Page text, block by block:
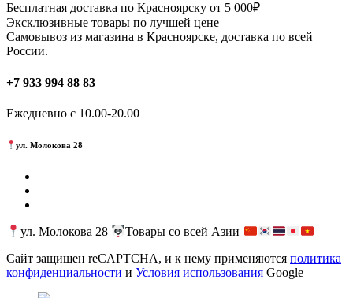
Бесплатная доставка по Красноярску от 5 000₽
Эксклюзивные товары по лучшей цене
Самовывоз из магазина в Красноярске, доставка по всей
России.
+7 933 994 88 83
Ежедневно с 10.00-20.00
ул. Молокова 28
ул. Молокова 28
Товары со всей Азии
Сайт защищен reCAPTCHA, и к нему применяются политика
конфиденциальности и Условия использования Google